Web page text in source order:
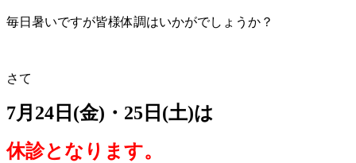
毎日暑いですが皆様体調はいかがでしょうか？
さて
7月24日(金)・25日(土)は
休診となります。